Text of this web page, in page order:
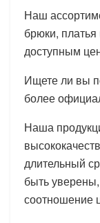
Наш
брюки,
доступным
Ищете ли вы
более
Наша
длительный
быть
соотношение